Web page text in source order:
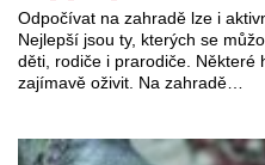
Odpočívat na zahradě lze i
Nejlepší jsou ty, kterých se
děti, rodiče i prarodiče. Některé
zajímavě oživit. Na zahradě…